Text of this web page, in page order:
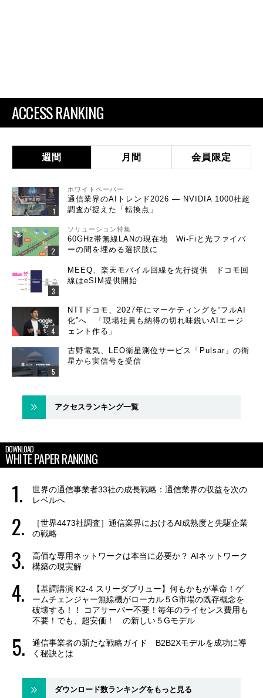
ACCESS RANKING
週間 月間 会員限定
ホワイトペーパー
通信業界のAIトレンド2026 ― NVIDIA 1000社超
調査が捉えた「転換点」
ソリューション特集
60GHz帯無線LANの現在地 Wi-Fiと光ファイバ
ーの間を埋める選択肢に
MEEQ、楽天モバイル回線を先行提供 ドコモ回
線はeSIM提供開始
NTTドコモ、2027年にマーケティングを“フルAI
化”へ 「現場社員も納得の切れ味鋭いAIエージ
ェント作る」
古野電気、LEO衛星測位サービス「Pulsar」の衛
星から実信号を受信
アクセスランキング一覧
DOWNLOAD
WHITE PAPER RANKING
世界の通信事業者33社の成長戦略：通信業界の収益を次の
レベルへ
［世界4473社調査］通信業界におけるAI成熟度と先駆企業
の戦略
高価な専用ネットワークは本当に必要か？ AIネットワーク
構築の現実解
【基調講演 K2-4 スリーダブリュー】何もかもが革命！ゲ
ームチェンジャー無線機がローカル５G市場の既存概念を
破壊する！！ コアサーバー不要！毎年のライセンス費用も
不要！でも、超安価！ の新しい５Gモデル
通信事業者の新たな戦略ガイド B2B2Xモデルを成功に導
く秘訣とは
ダウンロード数ランキングをもっと見る